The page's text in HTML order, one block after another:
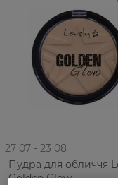
27 07 - 23 08
Пудра для обличчя
Golden Glow